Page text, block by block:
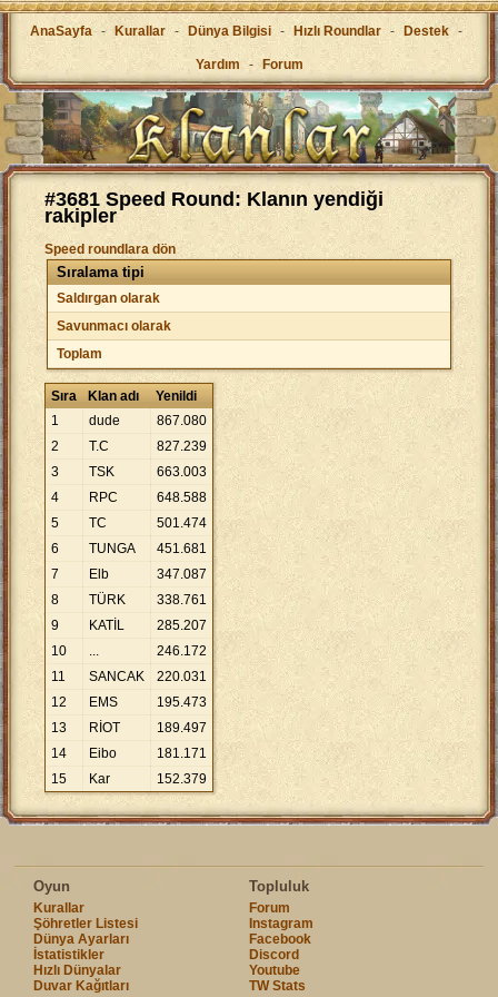
AnaSayfa - Kurallar - Dünya Bilgisi - Hızlı Roundlar - Destek -
Yardım - Forum
#3681 Speed Round: Klanın yendiği
rakipler
Speed roundlara dön
Sıralama tipi
Saldırgan olarak
Savunmacı olarak
Toplam
Sıra Klan adı
Yenildi
1
dude 867.080
2
T.C 827.239
3
TSK 663.003
4
RPC 648.588
5
TC 501.474
6
TUNGA 451.681
7
Elb 347.087
8
TÜRK 338.761
9
KATİL 285.207
10
... 246.172
11
SANCAK 220.031
12
EMS 195.473
13
RİOT 189.497
14
Eibo 181.171
15
Kar 152.379
Oyun
Kurallar
Şöhretler Listesi
Dünya Ayarları
İstatistikler
Hızlı Dünyalar
Duvar Kağıtları
Topluluk
Forum
Instagram
Facebook
Discord
Youtube
TW Stats